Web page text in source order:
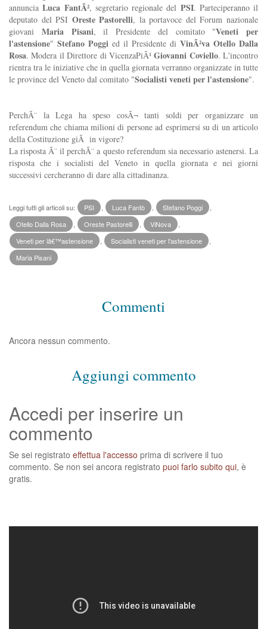
annuncia Luca FantÃ², segretario regionale del PSI. Parteciperanno il
deputato del PSI Oreste Pastorelli, la portavoce del Forum nazionale
giovani Maria Pisani, il Presidente del comitato "Veneti per
l'astensione" Stefano Poggi ed il Presidente di VinÃ²va Otello Dalla
Rosa. Modera il Direttore di VicenzaPiÃ¹Giovanni Coviello. L'incontro
rientra tra le iniziative che in quella giornata verranno organizzate in tutte
le province del Veneto dal comitato "Socialisti veneti per l'astensione".
PerchÃ¨ la Lega ha speso cosÃ¬ tanti soldi per organizzare un
referendum che chiama milioni di persone ad esprimersi su di un articolo
della Costituzione giÃ in vigore?
La risposta Ã¨ il perchÃ¨ a questo referendum sia necessario astenersi. La
risposta che i socialisti del Veneto in quella giornata e nei giorni
successivi cercheranno di dare alla cittadinanza.
Leggi tutti gli articoli su: PSI Luca Fantò Stefano Poggi
Otello Dalla Rosa
Oreste Pastorelli ViNova
Veneti per lâ€™astensione
Socialisti veneti per l'astensione
Maria Pisani
Commenti
Ancora nessun commento.
Aggiungi commento
Accedi per inserire un
commento
Se sei registrato effettua l'accesso prima di scrivere il tuo
commento. Se non sei ancora registrato puoi farlo subito qui, è
gratis.